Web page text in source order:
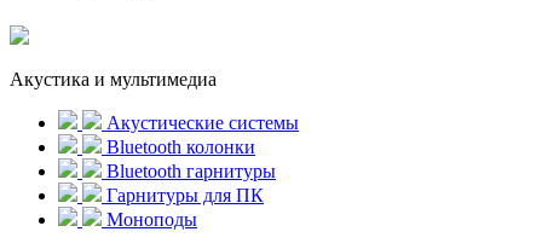
Акустика и мультимедиа
Акустические системы
Bluetooth колонки
Bluetooth гарнитуры
Гарнитуры для ПК
Моноподы